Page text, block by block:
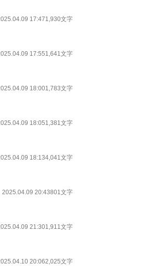
17:471,930文字
17:551,641文字
18:001,783文字
18:051,381文字
18:134,041文字
2025.04.09 20:43801文字
21:301,911文字
20:062,025文字